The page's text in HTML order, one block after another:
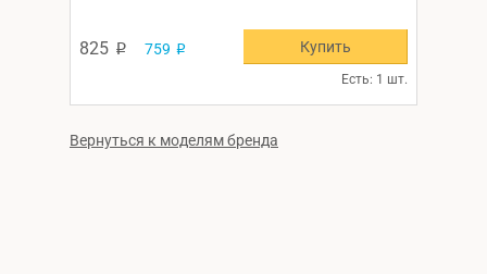
825 p 759 p
Есть: 1 шт.
Купить
Вернуться к моделям бренда